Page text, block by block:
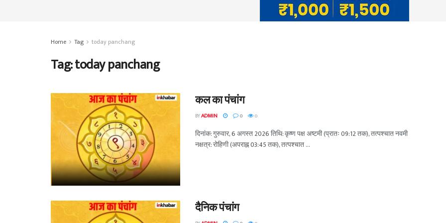
Home Tag today panchang
Tag:today panchang
कल का पंचांग
BYADMIN 0 0
दिनांक: गुरुवार, 6 अगस्त 2026 तिथि: कृष्ण पक्ष अष्टमी (प्रातः 09:12 तक), तत्पश्चात नवमी
नक्षत्र: रोहिणी (अपराह्न 03:45 तक), तत्पश्चात ...
दैनिक पंचांग